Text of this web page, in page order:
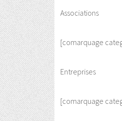
Associations
[comarquage
Entreprises
[comarquage